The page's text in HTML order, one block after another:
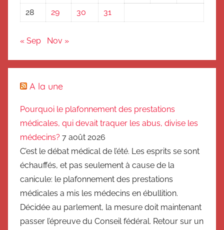
28
29 30 31
« Sep Nov »
A la une
Pourquoi le plafonnement des prestations
médicales, qui devait traquer les abus, divise les
médecins? 7 août 2026
C’est le débat médical de l’été. Les esprits se sont
échauffés, et pas seulement à cause de la
canicule: le plafonnement des prestations
médicales a mis les médecins en ébullition.
Décidée au parlement, la mesure doit maintenant
passer l’épreuve du Conseil fédéral. Retour sur un